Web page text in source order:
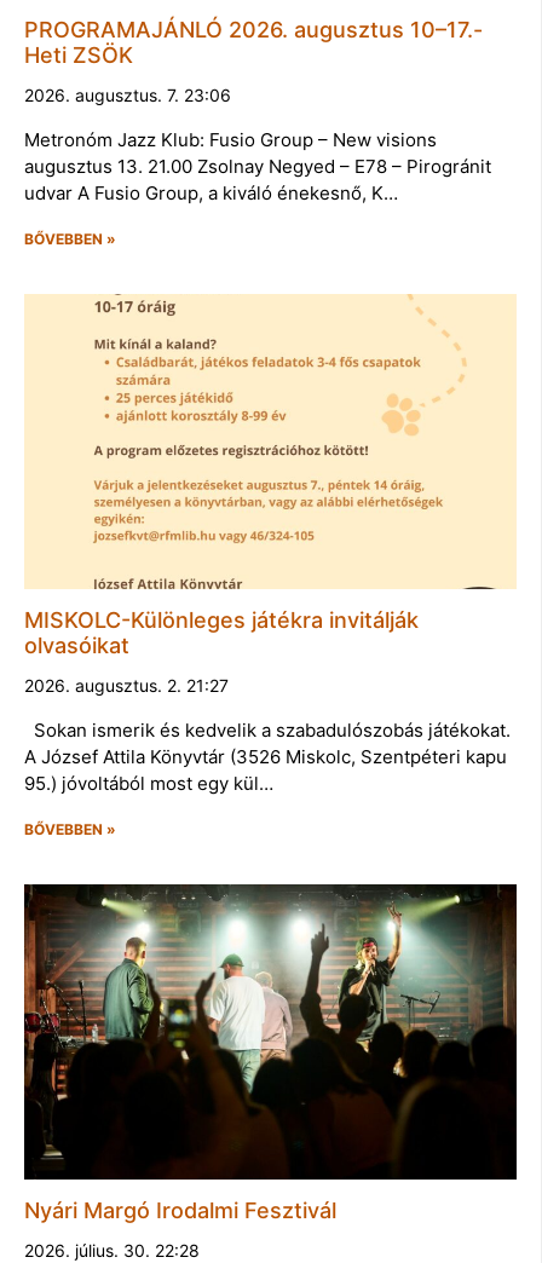
PROGRAMAJÁNLÓ 2026. augusztus 10–17.-
Heti ZSÖK
2026. augusztus. 7. 23:06
Metronóm Jazz Klub: Fusio Group – New visions
augusztus 13. 21.00 Zsolnay Negyed – E78 – Pirogránit
udvar A Fusio Group, a kiváló énekesnő, K…
BŐVEBBEN »
MISKOLC-Különleges játékra invitálják
olvasóikat
2026. augusztus. 2. 21:27
Sokan ismerik és kedvelik a szabadulószobás játékokat.
A József Attila Könyvtár (3526 Miskolc, Szentpéteri kapu
95.) jóvoltából most egy kül…
BŐVEBBEN »
Nyári Margó Irodalmi Fesztivál
2026. július. 30. 22:28